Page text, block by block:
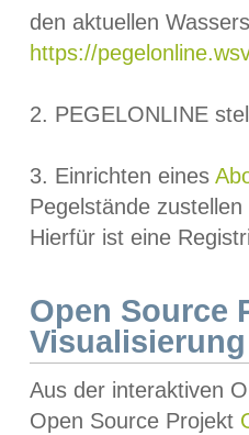
den aktuellen
https://
2. PEGELONLINE
3. Einrichten eines
Pegelstände
Hierfür ist eine
Open Source
Visualisierung
Aus der interaktiven
Open Source Projekt